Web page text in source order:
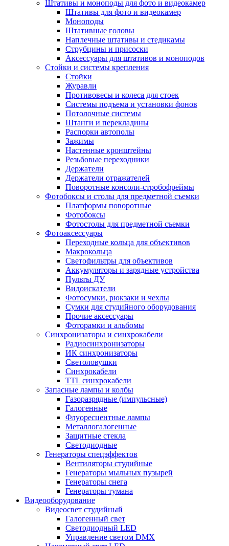
Штативы и моноподы для фото и видеокамер
Штативы для фото и видеокамер
Моноподы
Штативные головы
Наплечные штативы и стедикамы
Струбцины и присоски
Аксессуары для штативов и моноподов
Стойки и системы крепления
Стойки
Журавли
Противовесы и колеса для стоек
Системы подъема и установки фонов
Потолочные системы
Штанги и перекладины
Распорки автополы
Зажимы
Настенные кронштейны
Резьбовые переходники
Держатели
Держатели отражателей
Поворотные консоли-стробофреймы
Фотобоксы и столы для предметной съемки
Платформы поворотные
Фотобоксы
Фотостолы для предметной съемки
Фотоаксессуары
Переходные кольца для объективов
Макрокольца
Светофильтры для объективов
Аккумуляторы и зарядные устройства
Пульты ДУ
Видоискатели
Фотосумки, рюкзаки и чехлы
Сумки для студийного оборудования
Прочие аксессуары
Фоторамки и альбомы
Синхронизаторы и синхрокабели
Радиосинхронизаторы
ИК синхронизаторы
Светоловушки
Синхрокабели
TTL синхрокабели
Запасные лампы и колбы
Газоразрядные (импульсные)
Галогенные
Флуоресцентные лампы
Металлогалогенные
Защитные стекла
Светодиодные
Генераторы спецэффектов
Вентиляторы студийные
Генераторы мыльных пузырей
Генераторы снега
Генераторы тумана
Видеооборудование
Видеосвет студийный
Галогенный свет
Светодиодный LED
Управление светом DMX